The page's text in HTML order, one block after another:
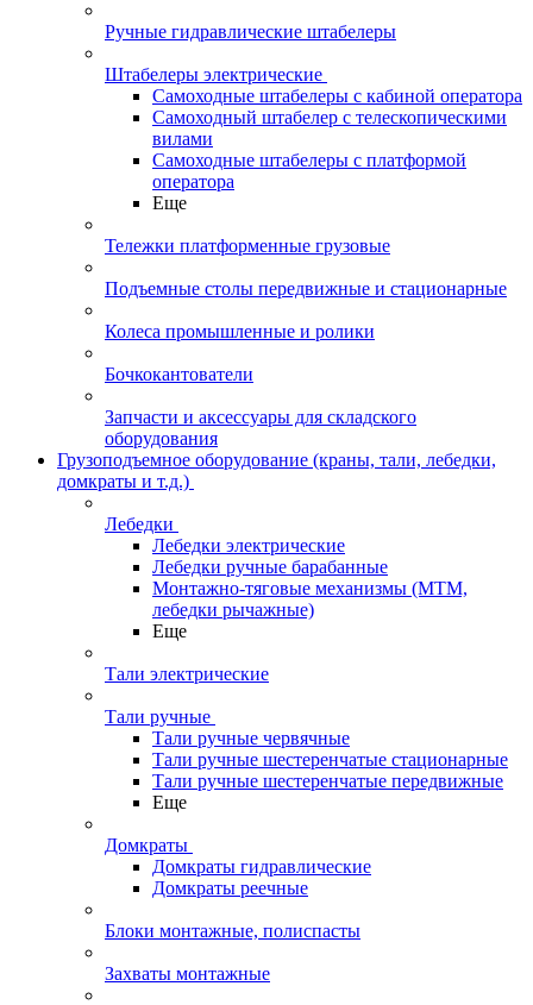
Ручные гидравлические штабелеры
Штабелеры электрические
Самоходные штабелеры с кабиной оператора
Самоходный штабелер с телескопическими
вилами
Самоходные штабелеры с платформой
оператора
Еще
Тележки платформенные грузовые
Подъемные столы передвижные и стационарные
Колеса промышленные и ролики
Бочкокантователи
Запчасти и аксессуары для складского
оборудования
Грузоподъемное оборудование (краны, тали, лебедки,
домкраты и т.д.)
Лебедки
Лебедки электрические
Лебедки ручные барабанные
Монтажно-тяговые механизмы (МТМ,
лебедки рычажные)
Еще
Тали электрические
Тали ручные
Тали ручные червячные
Тали ручные шестеренчатые стационарные
Тали ручные шестеренчатые передвижные
Еще
Домкраты
Домкраты гидравлические
Домкраты реечные
Блоки монтажные, полиспасты
Захваты монтажные